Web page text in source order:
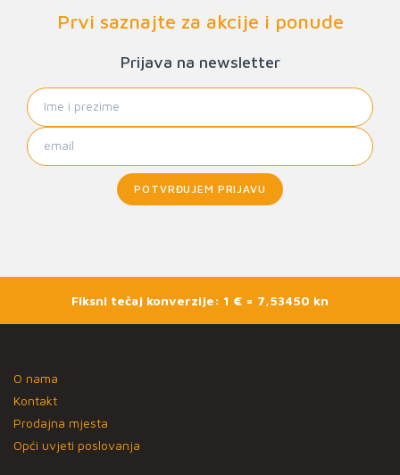
Prvi saznajte za akcije i ponude
Prijava na newsletter
POTVRĐUJEM PRIJAVU
Fiksni tečaj konverzije: 1 € = 7,53450 kn
O nama
Kontakt
Prodajna mjesta
Opći uvjeti poslovanja